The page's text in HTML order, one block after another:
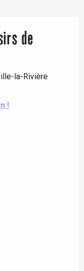
de
la-Rivière
!